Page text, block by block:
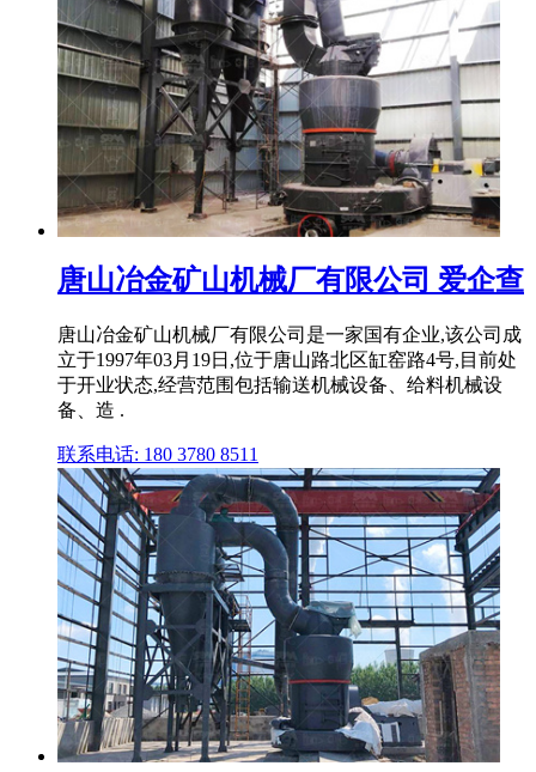
唐山冶金矿山机械厂有限公司 爱企查
唐山冶金矿山机械厂有限公司是一家国有企业,该公司成
立于1997年03月19日,位于唐山路北区缸窑路4号,目前处
于开业状态,经营范围包括输送机械设备、给料机械设
备、造 .
联系电话: 180 3780 8511